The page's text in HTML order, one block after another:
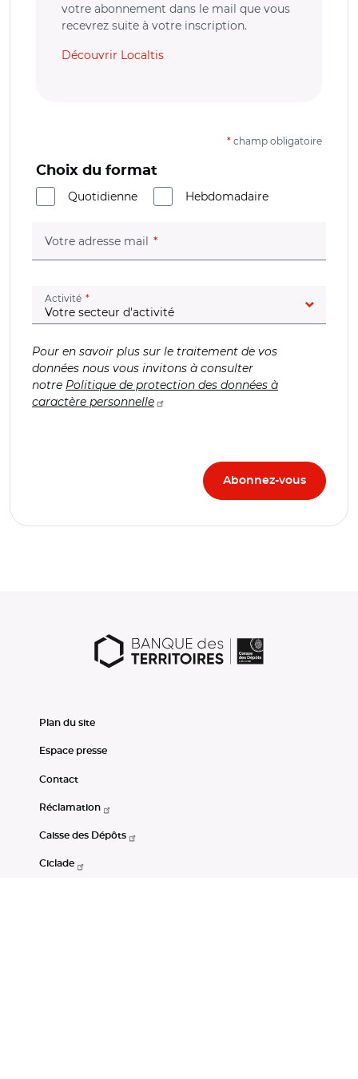
votre abonnement dans le mail que vous
recevrez suite à votre inscription.
Découvrir Localtis
* champ obligatoire
Choix du format
Quotidienne
Hebdomadaire
Votre adresse mail (champ obligatoire)
Activité (champ obligatoire)
Pour en savoir plus sur le traitement de vos
données nous vous invitons à consulter
notre Politique de protection des données à
caractère personnelle
Plan du site
Espace presse
Contact
Réclamation
Caisse des Dépôts
Ciclade